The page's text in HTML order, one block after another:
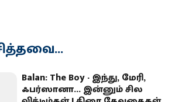
Balan: The Boy - இந்து, மேரி,
ஃபர்ஸானா... இன்னும் சில